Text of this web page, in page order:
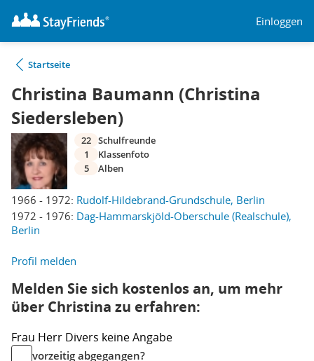
Einloggen
Startseite
Christina Baumann (Christina
Siedersleben)
1966 - 1972: Rudolf-Hildebrand-Grundschule, Berlin
1972 - 1976: Dag-Hammarskjöld-Oberschule (Realschule),
Berlin
22 Schulfreunde
1
Klassenfoto
5
Alben
Profil melden
Melden Sie sich kostenlos an, um mehr
über Christina zu erfahren:
Frau Herr Divers keine Angabe
vorzeitig abgegangen?